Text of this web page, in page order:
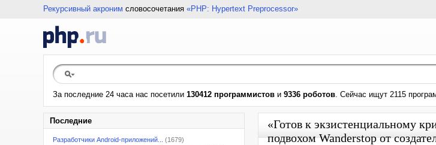
Рекурсивный акроним словосочетания «PHP: Hypertext Preprocessor»
За последние 24 часа нас посетили 130412 программистов и 9336 роботов. Сейчас ищут 2115
Последние
Разработчики Android-приложений...
(1679)
«Готов к экзистенциальному
подвохом Wanderstop от